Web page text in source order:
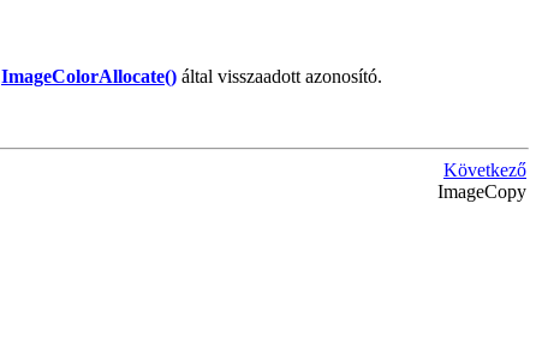
ImageColorAllocate() által visszaadott azonosító.
Következő
ImageCopy